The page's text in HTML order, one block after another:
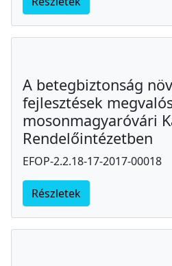
A betegbiztonság
fejlesztések
mosonmagyaróvári
Rendelőintézetben
EFOP-2.2.18-17-2017-00018
Részletek